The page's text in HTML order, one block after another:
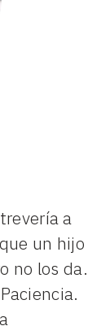
a
un hijo
no los da.